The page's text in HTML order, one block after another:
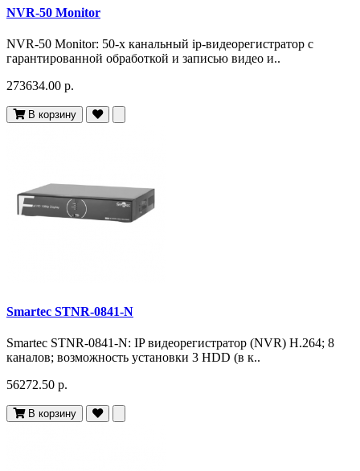
NVR-50 Monitor
NVR-50 Monitor: 50-х канальный ip-видеорегистратор с
гарантированной обработкой и записью видео и..
273634.00 р.
В корзину
Smartec STNR-0841-N
Smartec STNR-0841-N: IP видеорегистратор (NVR) H.264; 8
каналов; возможность установки 3 HDD (в к..
56272.50 р.
В корзину